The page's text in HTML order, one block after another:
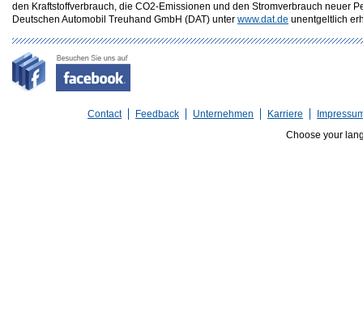
den Kraftstoffverbrauch, die CO2-Emissionen und den Stromverbrauch neuer
Deutschen Automobil Treuhand GmbH (DAT) unter www.dat.de unentgeltlich
Contact Feedback Unternehmen Karriere
Choose your